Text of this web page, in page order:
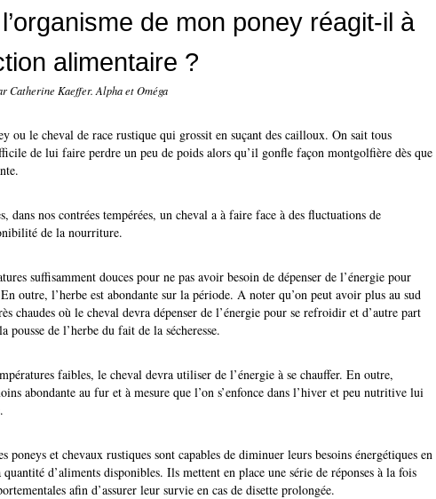
de mon poney réagit-il à
alimentaire ?
Catherine Kaeffer. Alpha et Oméga
ou le cheval de race rustique qui grossit en suçant des cailloux. On sait tous
de lui faire perdre un peu de poids alors qu’il gonfle façon montgolfière dès que
dans nos contrées tempérées, un cheval a à faire face à des fluctuations de
de la nourriture.
suffisamment douces pour ne pas avoir besoin de dépenser de l’énergie pour
outre, l’herbe est abondante sur la période. A noter qu’on peut avoir plus au sud
chaudes où le cheval devra dépenser de l’énergie pour se refroidir et d’autre part
pousse de l’herbe du fait de la sécheresse.
faibles, le cheval devra utiliser de l’énergie à se chauffer. En outre,
abondante au fur et à mesure que l’on s’enfonce dans l’hiver et peu nutritive lui
poneys et chevaux rustiques sont capables de diminuer leurs besoins énergétiques en
d’aliments disponibles. Ils mettent en place une série de réponses à la fois
afin d’assurer leur survie en cas de disette prolongée.